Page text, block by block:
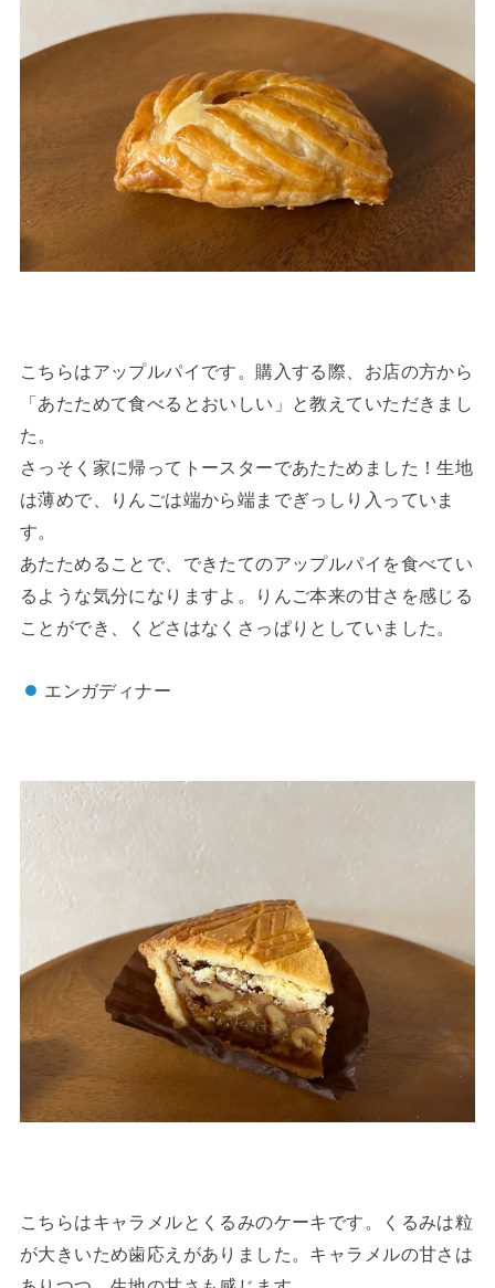
こちらはアップルパイです。購入する際、お店の方から
「あたためて食べるとおいしい」と教えていただきまし
た。
さっそく家に帰ってトースターであたためました！生地
は薄めで、りんごは端から端までぎっしり入っていま
す。
あたためることで、できたてのアップルパイを食べてい
るような気分になりますよ。りんご本来の甘さを感じる
ことができ、くどさはなくさっぱりとしていました。
エンガディナー
こちらはキャラメルとくるみのケーキです。くるみは粒
が大きいため歯応えがありました。キャラメルの甘さは